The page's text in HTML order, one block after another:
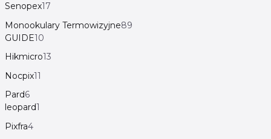
Senopex17
Monookulary Termowizyjne89
GUIDE10
Hikmicro13
Nocpix11
Pard6
leopard1
Pixfra4